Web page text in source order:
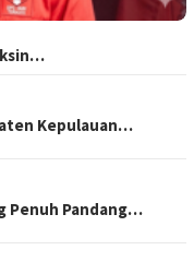
Kepulauan…
Penuh Pandang…